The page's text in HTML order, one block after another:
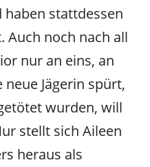
stattdessen
Auch noch nach all
nur an eins, an
neue Jägerin spürt,
wurden, will
stellt sich Aileen
heraus als